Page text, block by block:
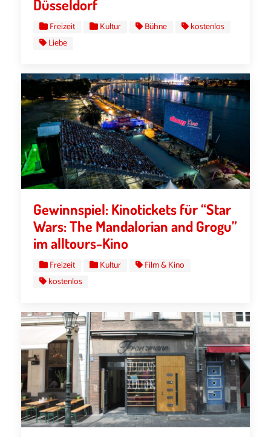
Düsseldorf
Freizeit Kultur Bühne
kostenlos
Liebe
Gewinnspiel: Kinotickets für “Star
Wars: The Mandalorian and Grogu”
im alltours-Kino
Freizeit Kultur
Film & Kino
kostenlos